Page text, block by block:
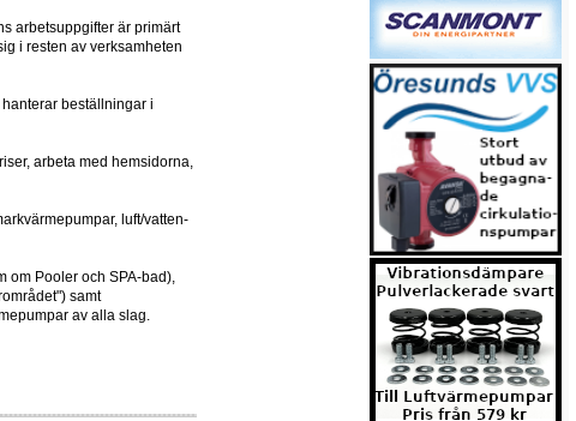
arbetsuppgifter är primärt
i resten av verksamheten
beställningar i
arbeta med hemsidorna,
luft/vatten-
om Pooler och SPA-bad),
samt
av alla slag.